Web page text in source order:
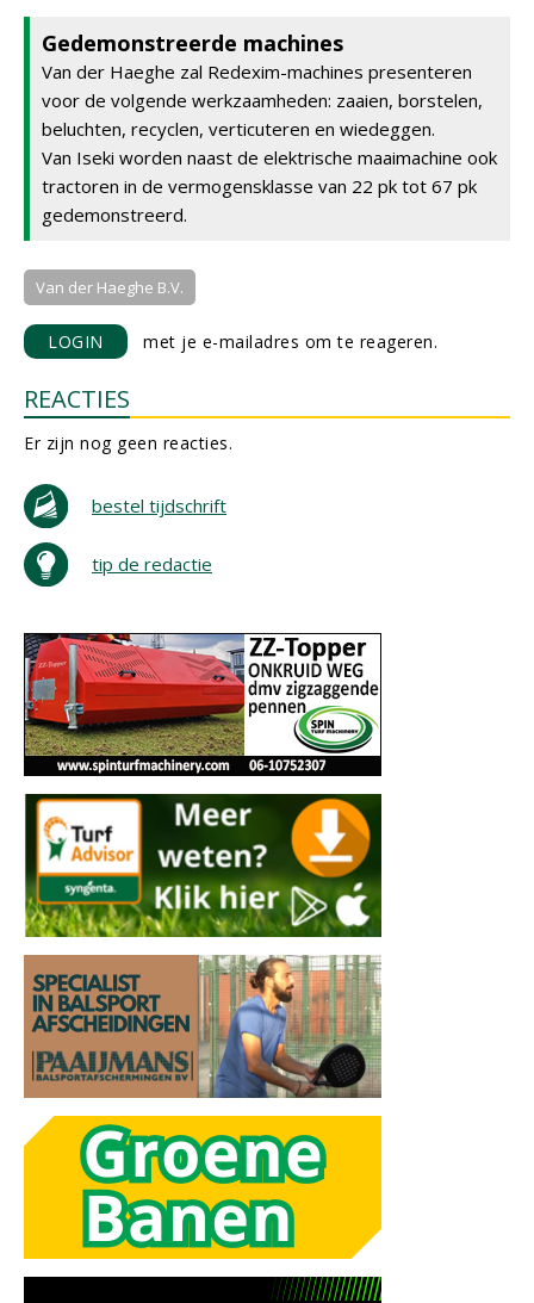
Gedemonstreerde machines
Van der Haeghe zal Redexim-machines presenteren
voor de volgende werkzaamheden: zaaien, borstelen,
beluchten, recyclen, verticuteren en wiedeggen.
Van Iseki worden naast de elektrische maaimachine ook
tractoren in de vermogensklasse van 22 pk tot 67 pk
gedemonstreerd.
Van der Haeghe B.V.
LOGIN met je e-mailadres om te reageren.
REACTIES
Er zijn nog geen reacties.
bestel tijdschrift
tip de redactie